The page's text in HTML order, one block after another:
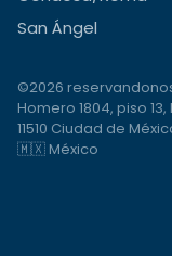
San Ángel
©2026
Homero 1804, piso
11510 Ciudad de
🇲🇽 México